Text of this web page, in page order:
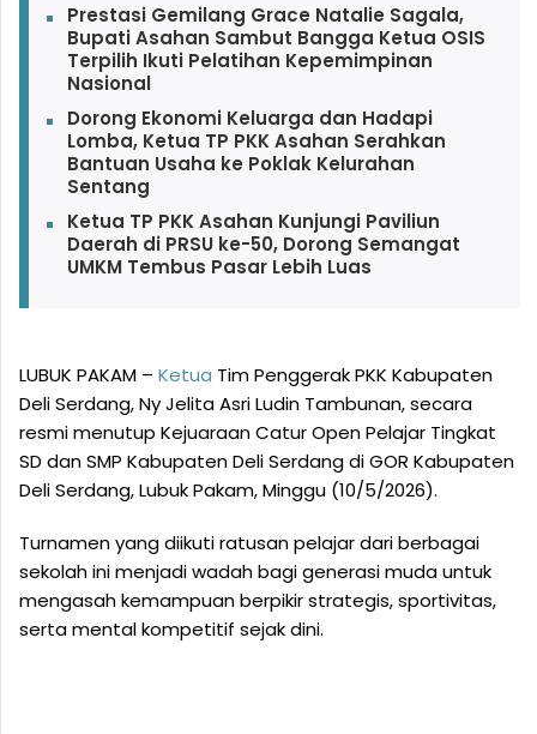
Prestasi Gemilang Grace Natalie Sagala,
Bupati Asahan Sambut Bangga Ketua OSIS
Terpilih Ikuti Pelatihan Kepemimpinan
Nasional
Dorong Ekonomi Keluarga dan Hadapi
Lomba, Ketua TP PKK Asahan Serahkan
Bantuan Usaha ke Poklak Kelurahan
Sentang
Ketua TP PKK Asahan Kunjungi Paviliun
Daerah di PRSU ke-50, Dorong Semangat
UMKM Tembus Pasar Lebih Luas
LUBUK PAKAM – Ketua Tim Penggerak PKK Kabupaten
Deli Serdang, Ny Jelita Asri Ludin Tambunan, secara
resmi menutup Kejuaraan Catur Open Pelajar Tingkat
SD dan SMP Kabupaten Deli Serdang di GOR Kabupaten
Deli Serdang, Lubuk Pakam, Minggu (10/5/2026).
Turnamen yang diikuti ratusan pelajar dari berbagai
sekolah ini menjadi wadah bagi generasi muda untuk
mengasah kemampuan berpikir strategis, sportivitas,
serta mental kompetitif sejak dini.